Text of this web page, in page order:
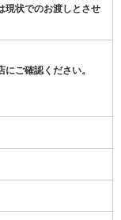
現状でのお渡しとさせ
ご確認ください。